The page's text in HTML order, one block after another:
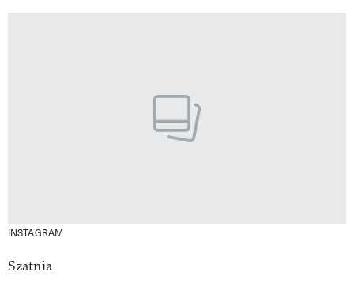
INSTAGRAM
Szatnia